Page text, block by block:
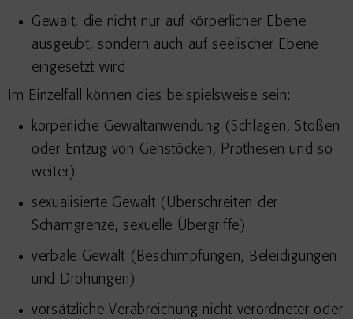
Gewalt, die nicht nur auf körperlicher Ebene
ausgeübt, sondern auch auf seelischer Ebene
eingesetzt wird
Im Einzelfall können dies beispielsweise sein:
körperliche Gewaltanwendung (Schlagen, Stoßen
oder Entzug von Gehstöcken, Prothesen und so
weiter)
sexualisierte Gewalt (Überschreiten der
Schamgrenze, sexuelle Übergriffe)
verbale Gewalt (Beschimpfungen, Beleidigungen
und Drohungen)
vorsätzliche Verabreichung nicht verordneter oder